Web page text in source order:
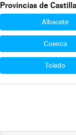
Provincias de
Albacete
Cuenca
Toledo